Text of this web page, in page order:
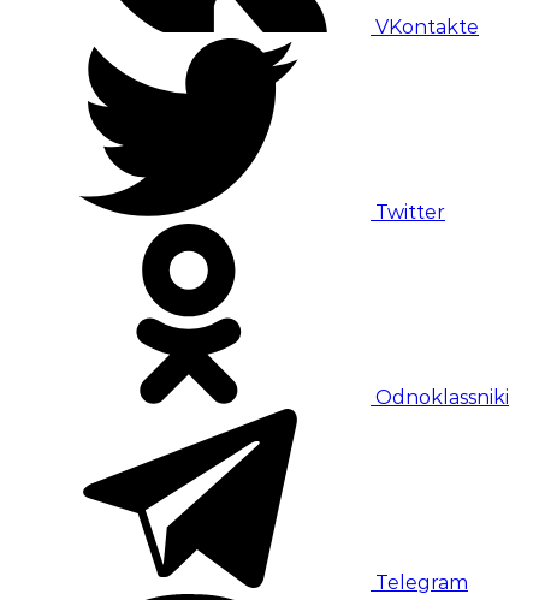
VKontakte
Twitter
Odnoklassniki
Telegram